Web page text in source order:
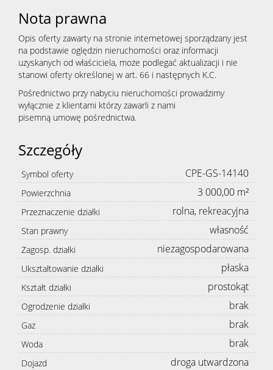
Kredyty
Oferta
Domy
Działki
Nota prawna
Opis oferty zawarty na stronie internetowej sporządzany jest
na podstawie oględzin nieruchomości oraz informacji
uzyskanych od właściciela, może podlegać aktualizacji i nie
stanowi oferty określonej w art. 66 i następnych K.C.
Pośrednictwo przy nabyciu nieruchomości prowadzimy
wyłącznie z klientami którzy zawarli z nami
pisemną umowę pośrednictwa.
Szczegóły
Symbol oferty CPE-GS-14140
Powierzchnia 3 000,00 m²
Przeznaczenie działki rolna, rekreacyjna
Stan prawny własność
Zagosp. działki niezagospodarowana
Ukształtowanie działki płaska
Kształt działki prostokąt
Ogrodzenie działki brak
Gaz brak
Woda brak
Dojazd droga utwardzona